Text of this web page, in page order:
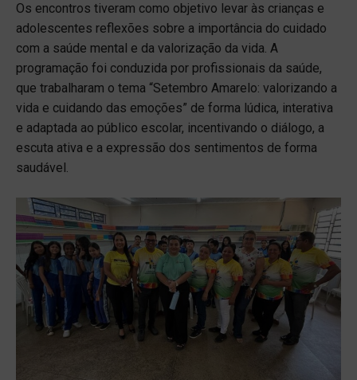
Os encontros tiveram como objetivo levar às crianças e
adolescentes reflexões sobre a importância do cuidado
com a saúde mental e da valorização da vida. A
programação foi conduzida por profissionais da saúde,
que trabalharam o tema “Setembro Amarelo: valorizando a
vida e cuidando das emoções” de forma lúdica, interativa
e adaptada ao público escolar, incentivando o diálogo, a
escuta ativa e a expressão dos sentimentos de forma
saudável.